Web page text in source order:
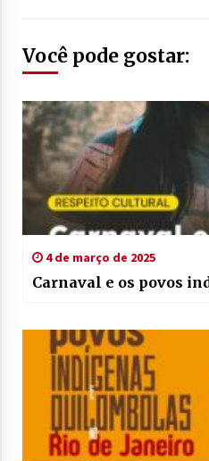
Você pode gostar:
4 de março de 2025
Carnaval e os povos